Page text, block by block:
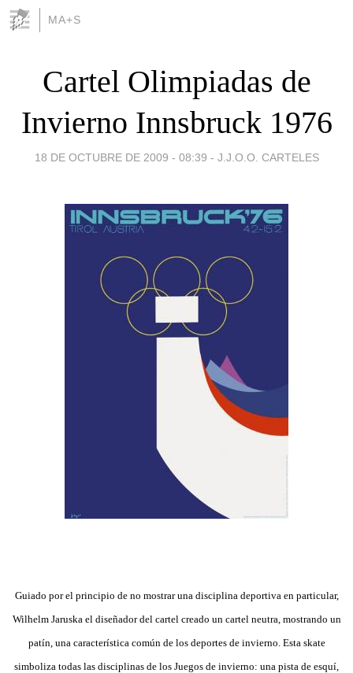
MA+S
Cartel Olimpiadas de
Invierno Innsbruck 1976
18 DE OCTUBRE DE 2009 - 08:39 - J.J.O.O. CARTELES
Guiado por el principio de no mostrar una disciplina deportiva en particular,
Wilhelm Jaruska el diseñador del cartel creado un cartel neutra, mostrando un
patín, una característica común de los deportes de invierno. Esta skate
simboliza todas las disciplinas de los Juegos de invierno: una pista de esquí,